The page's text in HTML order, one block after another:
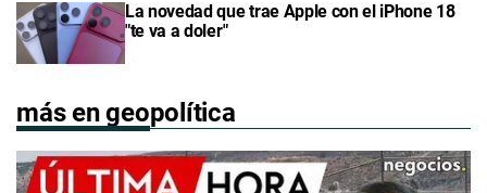
La novedad que trae Apple con el iPhone 18
"te va a doler"
más en geopolítica